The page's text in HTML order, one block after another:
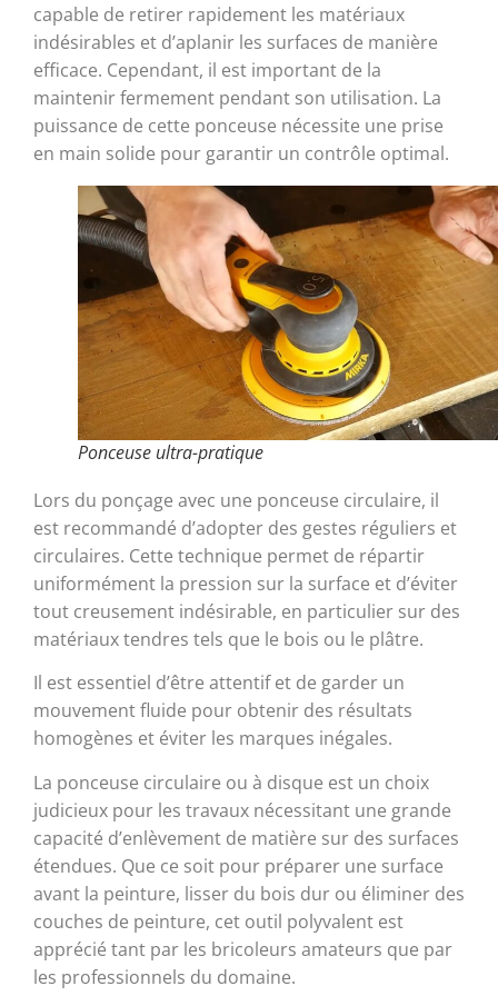
capable de retirer rapidement les matériaux
indésirables et d’aplanir les surfaces de manière
efficace. Cependant, il est important de la
maintenir fermement pendant son utilisation. La
puissance de cette ponceuse nécessite une prise
en main solide pour garantir un contrôle optimal.
Ponceuse ultra-pratique
Lors du ponçage avec une ponceuse circulaire, il
est recommandé d’adopter des gestes réguliers et
circulaires. Cette technique permet de répartir
uniformément la pression sur la surface et d’éviter
tout creusement indésirable, en particulier sur des
matériaux tendres tels que le bois ou le plâtre.
Il est essentiel d’être attentif et de garder un
mouvement fluide pour obtenir des résultats
homogènes et éviter les marques inégales.
La ponceuse circulaire ou à disque est un choix
judicieux pour les travaux nécessitant une grande
capacité d’enlèvement de matière sur des surfaces
étendues. Que ce soit pour préparer une surface
avant la peinture, lisser du bois dur ou éliminer des
couches de peinture, cet outil polyvalent est
apprécié tant par les bricoleurs amateurs que par
les professionnels du domaine.